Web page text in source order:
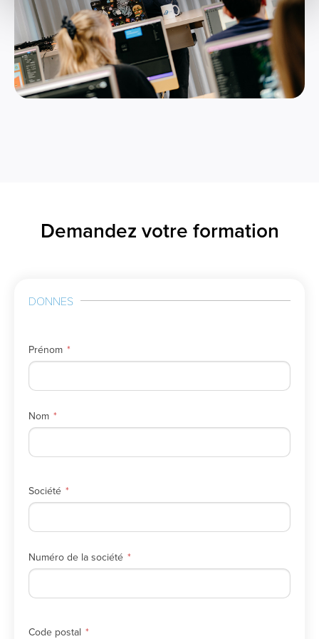
Demandez votre formation
DONNES
Prénom
Nom
Société
Numéro de la société
Code postal